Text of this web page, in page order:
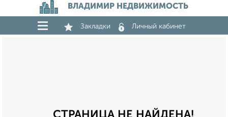
ВЛАДИМИР НЕДВИЖИМОСТЬ
Закладки Личный кабинет